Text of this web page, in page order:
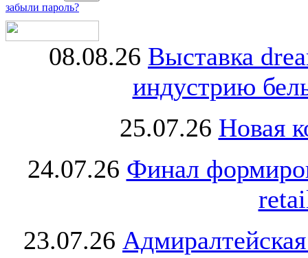
забыли пароль?
08.08.26 Выставка
индустрию
25.07.26 Новая
24.07.26 Финал
23.07.26